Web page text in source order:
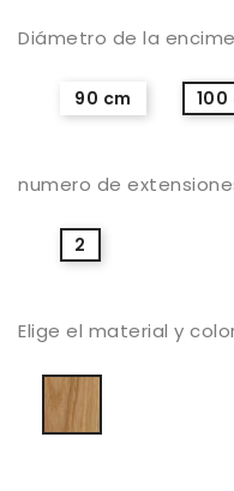
Diámetro de la
90 cm 100
numero de
2
Elige el material y
natural